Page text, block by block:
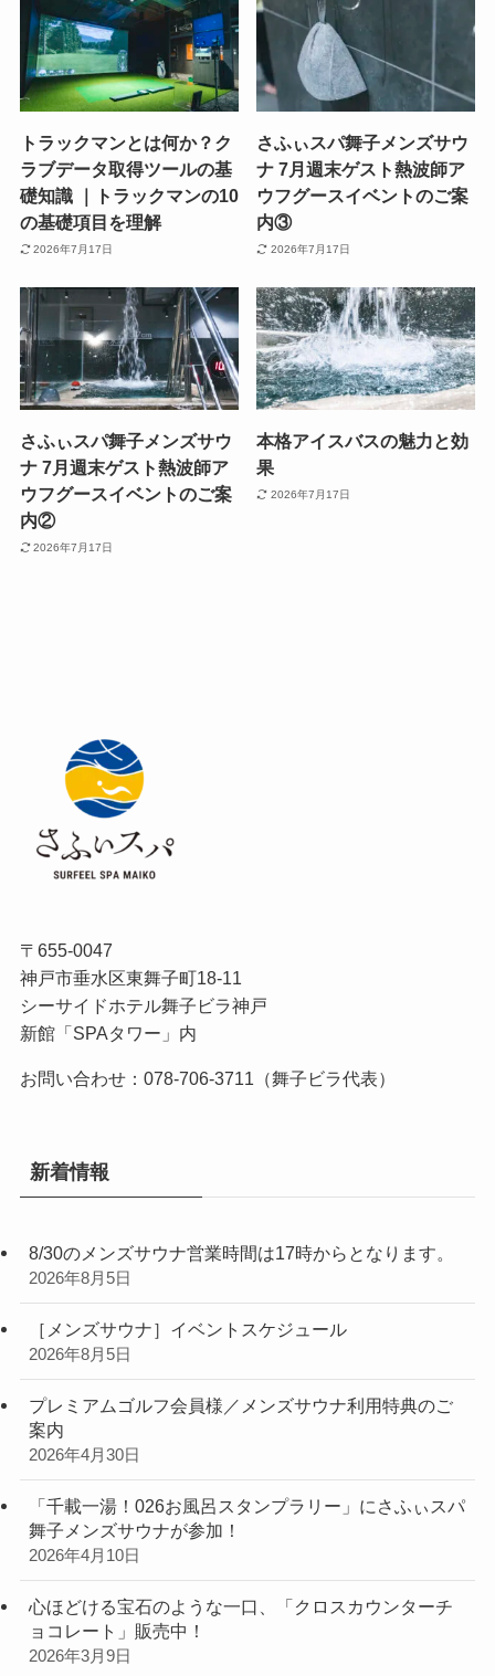
トラックマンとは何か？ク
ラブデータ取得ツールの基
礎知識 ｜トラックマンの10
の基礎項目を理解
2026年7月17日
さふぃスパ舞子メンズサウ
ナ 7月週末ゲスト熱波師ア
ウフグースイベントのご案
内③
2026年7月17日
さふぃスパ舞子メンズサウ
ナ 7月週末ゲスト熱波師ア
ウフグースイベントのご案
内②
2026年7月17日
本格アイスバスの魅力と効
果
2026年7月17日
〒655-0047
神戸市垂水区東舞子町18-11
シーサイドホテル舞子ビラ神戸
新館「SPAタワー」内
お問い合わせ：078-706-3711（舞子ビラ代表）
新着情報
8/30のメンズサウナ営業時間は17時からとなります。
2026年8月5日
［メンズサウナ］イベントスケジュール
2026年8月5日
プレミアムゴルフ会員様／メンズサウナ利用特典のご
案内
2026年4月30日
「千載一湯！026お風呂スタンプラリー」にさふぃスパ
舞子メンズサウナが参加！
2026年4月10日
心ほどける宝石のような一口、「クロスカウンターチ
ョコレート」販売中！
2026年3月9日